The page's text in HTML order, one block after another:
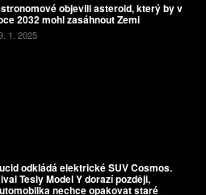
objevili asteroid, který by v
2032 mohl zasáhnout Zemi
1. 2025
odkládá elektrické SUV Cosmos.
Tesly Model Y dorazí později,
nechce opakovat staré